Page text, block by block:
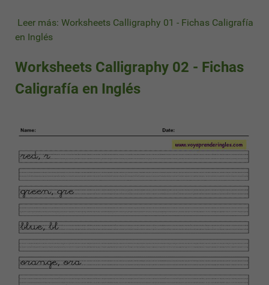
Leer más: Worksheets Calligraphy 01 - Fichas Caligrafía
en Inglés
Worksheets Calligraphy 02 - Fichas
Caligrafía en Inglés